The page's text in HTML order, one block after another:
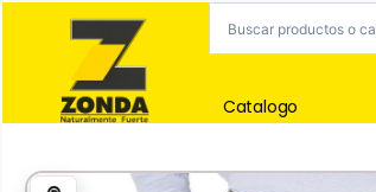
Catalogo